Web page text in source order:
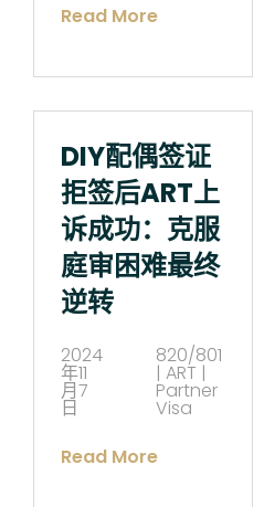
Read More
DIY配偶签证
拒签后ART上
诉成功：克服
庭审困难最终
逆转
2024
年11
月7
日
820/801
| ART |
Partner
Visa
Read More